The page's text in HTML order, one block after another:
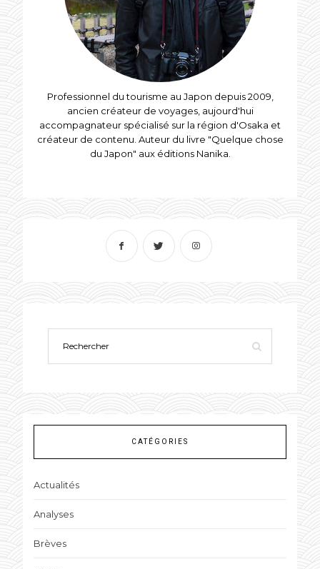
Professionnel du tourisme au Japon depuis 2009,
ancien créateur de voyages, aujourd'hui
accompagnateur spécialisé sur la région d'Osaka et
créateur de contenu. Auteur du livre "Quelque chose
du Japon" aux éditions Nanika.
CATÉGORIES
Actualités
Analyses
Brèves